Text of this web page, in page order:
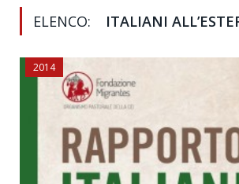
ELENCO: ITALIANI
2014